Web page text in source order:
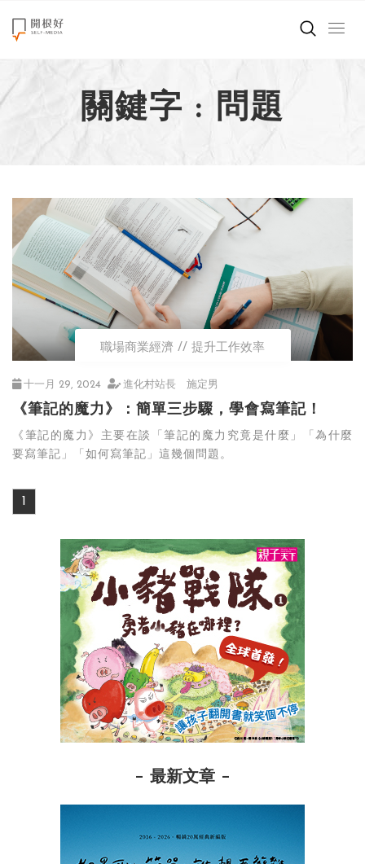
來點正能量
世界在想什麼
創造美好生活
職場商業經濟
影片專區
關於我們
關鍵字 : 問題
職場商業經濟 提升工作效率
十一月 29, 2024 進化村站長 施定男
《筆記的魔力》：簡單三步驟，學會寫筆記！
《筆記的魔力》主要在談「筆記的魔力究竟是什麼」「為什麼
要寫筆記」「如何寫筆記」這幾個問題。
1
最新文章